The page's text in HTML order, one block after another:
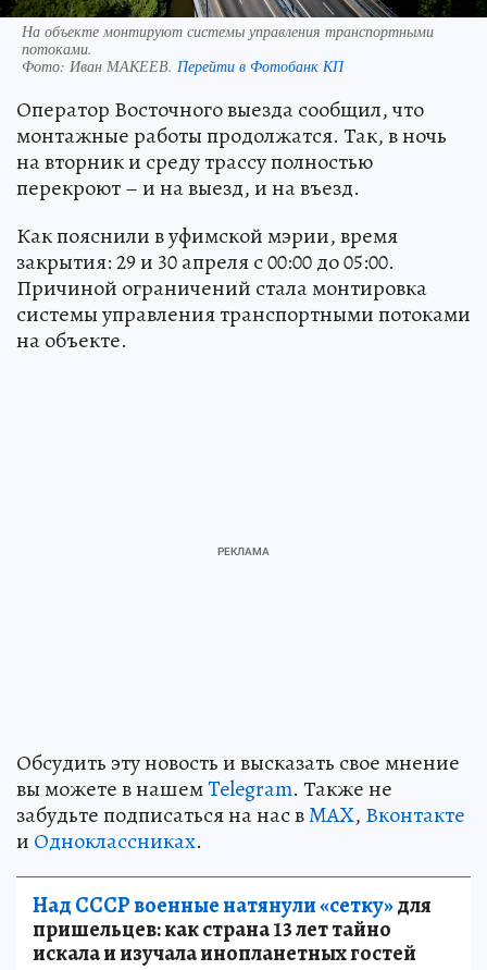
На объекте монтируют системы управления транспортными
потоками.
Фото: Иван МАКЕЕВ. Перейти в Фотобанк КП
Оператор Восточного выезда сообщил, что
монтажные работы продолжатся. Так, в ночь
на вторник и среду трассу полностью
перекроют – и на выезд, и на въезд.
Как пояснили в уфимской мэрии, время
закрытия: 29 и 30 апреля с 00:00 до 05:00.
Причиной ограничений стала монтировка
системы управления транспортными потоками
на объекте.
Обсудить эту новость и высказать свое мнение
вы можете в нашемTelegram. Также не
забудьте подписаться на нас вMAX, Вконтакте
и Одноклассниках.
Над СССР военные натянули «сетку»для
пришельцев: как страна 13 лет тайно
искала и изучала инопланетных гостей